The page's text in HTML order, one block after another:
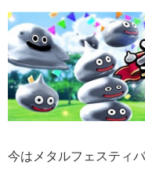
今はメタルフェスティ